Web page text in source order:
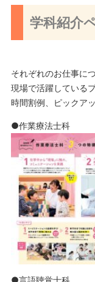
学科紹介
それぞれのお仕事につ
現場で活躍している
時間割例、ピックア
●作業療法士科
●言語聴覚士科